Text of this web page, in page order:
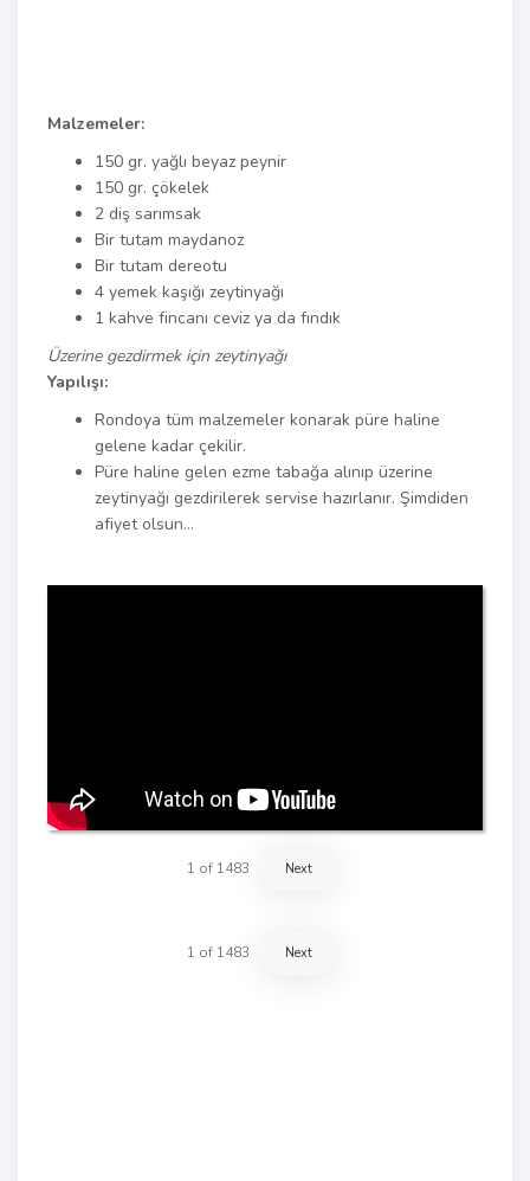
Malzemeler:
150 gr. yağlı beyaz peynir
150 gr. çökelek
2 diş sarımsak
Bir tutam maydanoz
Bir tutam dereotu
4 yemek kaşığı zeytinyağı
1 kahve fincanı ceviz ya da fındık
Üzerine gezdirmek için zeytinyağı
Yapılışı:
Rondoya tüm malzemeler konarak püre haline
gelene kadar çekilir.
Püre haline gelen ezme tabağa alınıp üzerine
zeytinyağı gezdirilerek servise hazırlanır. Şimdiden
afiyet olsun…
1 of 1483 Next
1 of 1483 Next